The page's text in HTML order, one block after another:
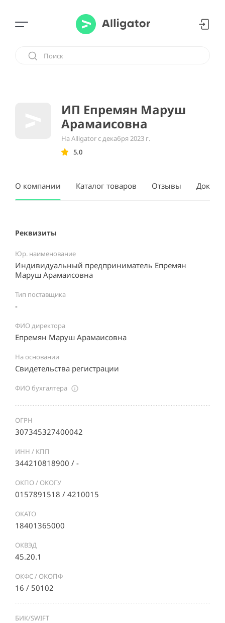
ИП Епремян Маруш
Арамаисовна
На Alligator с декабря 2023 г.
5.0
О компании Каталог товаров Отзывы
Реквизиты
Юр. наименование
Индивидуальный предприниматель Епремян
Маруш Арамаисовна
Тип поставщика
-
ФИО директора
Епремян Маруш Арамаисовна
На основании
Свидетельства регистрации
ФИО бухгалтера
ОГРН
307345327400042
ИНН / КПП
344210818900 / -
ОКПО / ОКОГУ
0157891518 / 4210015
ОКАТО
18401365000
ОКВЭД
45.20.1
ОКФС / ОКОПФ
16 / 50102
БИК/SWIFT